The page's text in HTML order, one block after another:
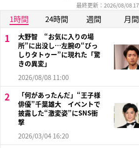
最終更新：2026/08/08
1時間 24時間 週間 月間
大野智 “お気に入りの場
所”に出没し…左腕の“びっ
しりタトゥー”に現れた「驚
きの異変」
2026/08/08 11:00
「何があったんだ」“王子様
俳優”千葉雄大 イベントで
披露した“激変姿”にSNS衝
撃
2026/03/04 16:20